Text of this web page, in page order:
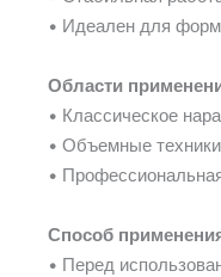
• Идеален для
Области
• Классическое
• Объемные техники
•
Способ
• Перед